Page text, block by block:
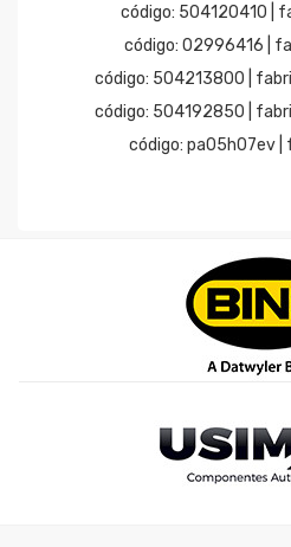
código: 504120410 |
código: 02996416 |
código: 504213800 |
código: 504192850 |
código: pa05h07ev |